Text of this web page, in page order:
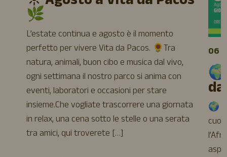
🌿
L’estate continua e agosto è il momento
perfetto per vivere Vita da Pacos. 🌻Tra
natura, animali, buon cibo e musica dal vivo,
ogni settimana il nostro parco si anima con
eventi, laboratori e occasioni per stare
insieme.Che vogliate trascorrere una giornata
in relax, una cena sotto le stelle o una serata
tra amici, qui troverete […]
06
🌍